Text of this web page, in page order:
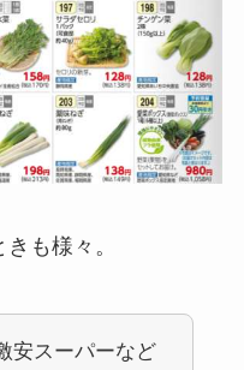
も様々。
安スーパーなど